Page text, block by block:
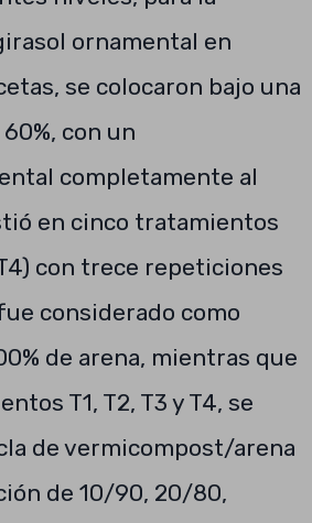
ornamental en
se colocaron bajo una
con un
completamente al
en cinco tratamientos
T4) con trece repeticiones
considerado como
de arena, mientras que
T1, T2, T3 y T4, se
de vermicompost/arena
de 10/90, 20/80,